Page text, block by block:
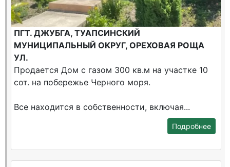
ПГТ. ДЖУБГА, ТУАПСИНСКИЙ
МУНИЦИПАЛЬНЫЙ ОКРУГ, ОРЕХОВАЯ РОЩА
УЛ.
Продается Дом с газом 300 кв.м на участке 10
сот. на побережье Черного моря.
Все находится в собственности, включая...
Подробнее